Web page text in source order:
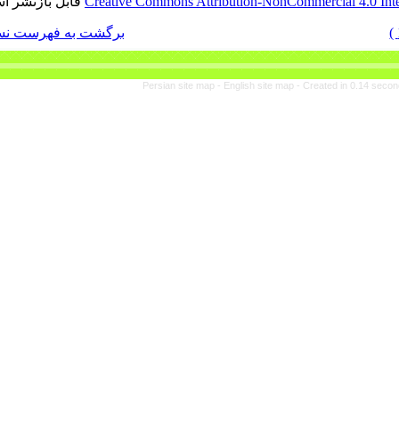
Persian site map -